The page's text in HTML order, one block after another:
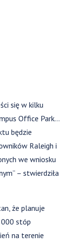
się w kilku
Office Park…
będzie
Raleigh i
we wniosku
– stwierdziła
że planuje
stóp
na terenie